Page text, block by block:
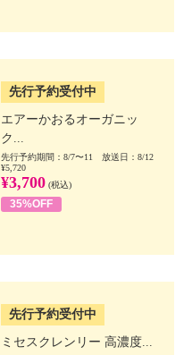
先行予約受付中
エアーかおるオーガニッ
ク...
先行予約期間：8/7〜11 放送日：8/12
¥5,720
¥3,700 (税込)
35%OFF
先行予約受付中
ミセスクレンリー 高濃度...